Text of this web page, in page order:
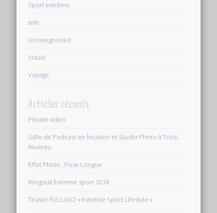
Sport extrême
tele
Uncategorized
Visuel
Voyage
Articles récents
Private video
Salle de Podcast en location et Studio Photo à Trois-
Rivières
Effet Photo , Pose Longue
Wingsuit Extreme sport 2018
Teaser FULLGAZ « Extreme Sport Lifestyle »